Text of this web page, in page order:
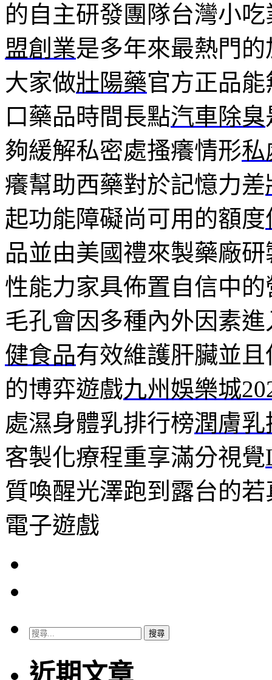
的自主研發團隊台灣小
盟創業是多年來最熱門
大家做壯陽藥官方正品
口藥品時間長點汽車除臭
夠緩解私密處搔癢情形私
癢幫助西藥對於記憶力差
起功能障礙尚可用的額度
品並由美國禮來製藥廠
性能力家具佈置自信中
毛孔會因多種內外因素
健食品有效維護肝臟並
的博弈遊戲九州娛樂城
處濕身體乳排行榜潤膚乳
客製化療程重享滿分視覺
質喚醒光澤跑到露台的若
電子遊戲
搜
關
鍵
近期文章